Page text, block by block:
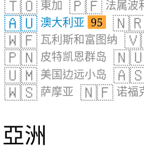
🇹🇴 東加 🇵🇫 法属波
🇦🇺 澳大利亚 95
🇼🇫 瓦利斯和富图纳
🇵🇳 皮特凯恩群岛
🇺🇲 美国边远小岛
🇼🇸 萨摩亚 🇳🇫 诺福
亞洲